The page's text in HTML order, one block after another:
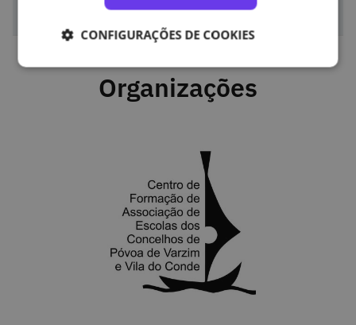
Organizações
CONFIGURAÇÕES DE COOKIES